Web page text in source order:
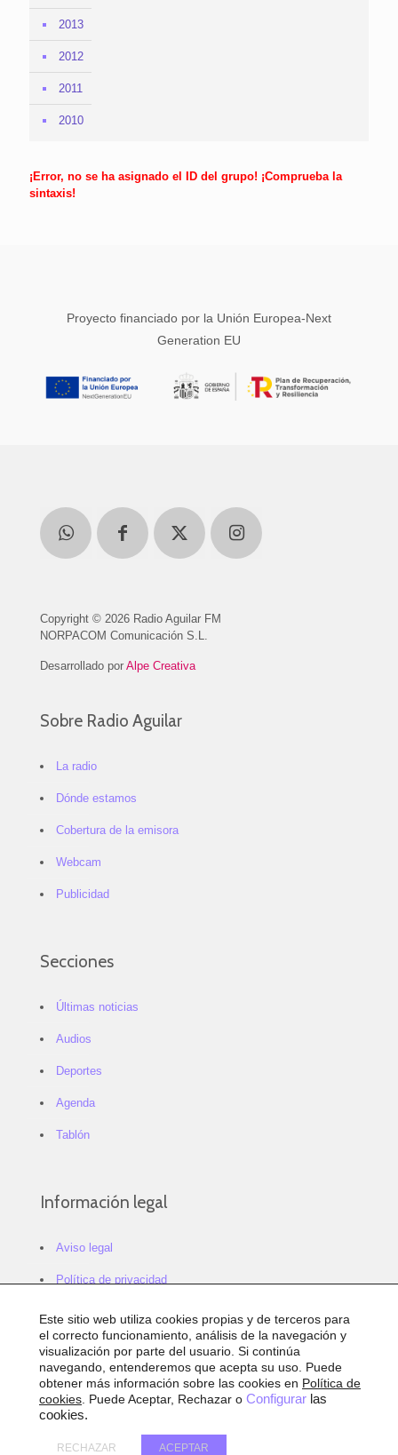
2013
2012
2011
2010
¡Error, no se ha asignado el ID del grupo! ¡Comprueba la
sintaxis!
Proyecto financiado por la Unión Europea-Next
Generation EU
Copyright © 2026 Radio Aguilar FM
NORPACOM Comunicación S.L.
Desarrollado por Alpe Creativa
Sobre Radio Aguilar
La radio
Dónde estamos
Cobertura de la emisora
Webcam
Publicidad
Secciones
Últimas noticias
Audios
Deportes
Agenda
Tablón
Información legal
Aviso legal
Política de privacidad
Política de cookies
Configurar cookies
Sitemap
Accesibilidad
Este sitio web utiliza cookies propias y de terceros para
el correcto funcionamiento, análisis de la navegación y
visualización por parte del usuario. Si continúa
navegando, entenderemos que acepta su uso. Puede
obtener más información sobre las cookies en Política de
cookies . Puede Aceptar, Rechazar o Configurar las
cookies.
ACEPTAR
RECHAZAR